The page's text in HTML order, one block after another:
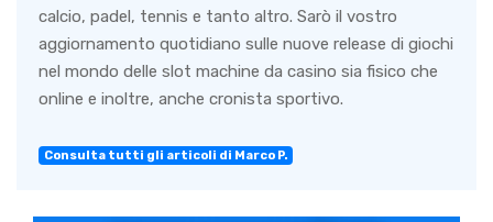
calcio, padel, tennis e tanto altro. Sarò il vostro
aggiornamento quotidiano sulle nuove release di giochi
nel mondo delle slot machine da casino sia fisico che
online e inoltre, anche cronista sportivo.
Consulta tutti gli articoli di Marco P.